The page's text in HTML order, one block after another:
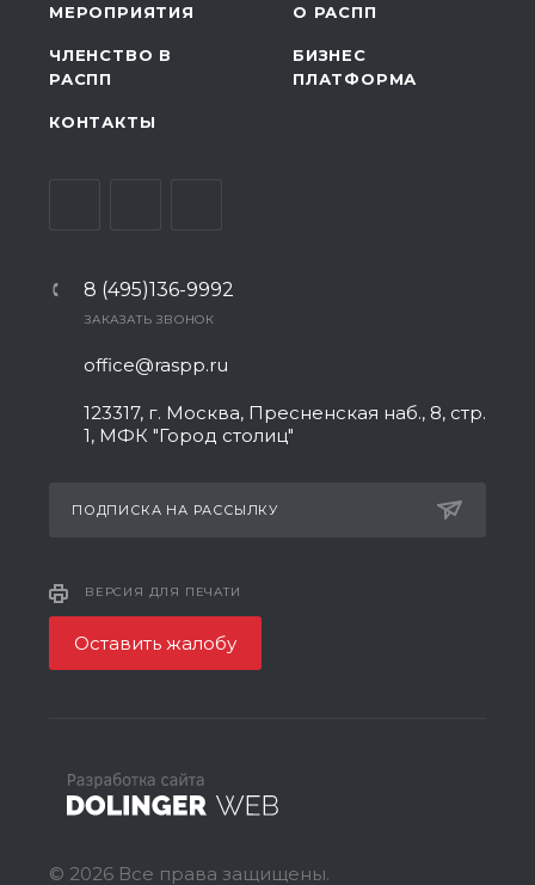
МЕРОПРИЯТИЯ О РАСПП
ЧЛЕНСТВО В
РАСПП
БИЗНЕС
ПЛАТФОРМА
КОНТАКТЫ
8 (495)136-9992
ЗАКАЗАТЬ ЗВОНОК
office@raspp.ru
123317, г. Москва, Пресненская наб., 8, стр.
1, МФК "Город столиц"
ПОДПИСКА НА РАССЫЛКУ
ВЕРСИЯ ДЛЯ ПЕЧАТИ
Оставить жалобу
© 2026 Все права защищены.